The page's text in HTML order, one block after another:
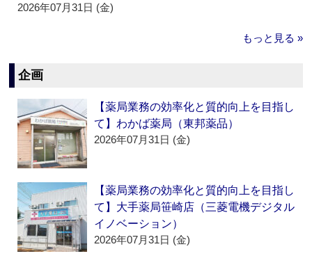
2026年07月31日 (金)
もっと見る »
企画
【薬局業務の効率化と質的向上を目指し
て】わかば薬局（東邦薬品）
2026年07月31日 (金)
【薬局業務の効率化と質的向上を目指し
て】大手薬局笹崎店（三菱電機デジタル
イノベーション）
2026年07月31日 (金)